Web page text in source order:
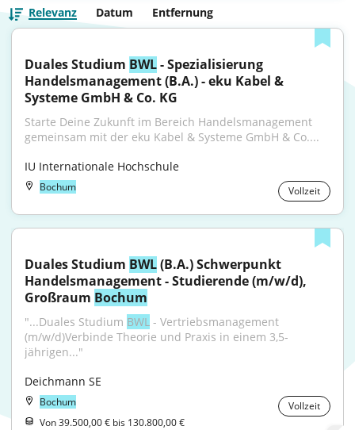
Relevanz Datum Entfernung
Duales Studium BWL - Spezialisierung
Handelsmanagement (B.A.) - eku Kabel &
Systeme GmbH & Co. KG
Starte Deine Zukunft im Bereich Handelsmanagement
gemeinsam mit der eku Kabel & Systeme GmbH & Co....
IU Internationale Hochschule
Bochum Vollzeit
Duales Studium BWL (B.A.) Schwerpunkt
Handelsmanagement - Studierende (m/w/d),
Großraum Bochum
"...Duales Studium BWL - Vertriebsmanagement
(m/w/d)Verbinde Theorie und Praxis in einem 3,5-
jährigen..."
Deichmann SE
Bochum
Vollzeit
Von 39.500,00 € bis 130.800,00 €